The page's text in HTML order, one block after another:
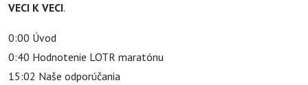
VECI K VECI.
0:00 Úvod
0:40 Hodnotenie LOTR maratónu
15:02 Naše odporúčania